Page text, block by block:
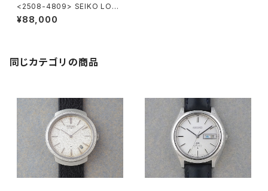
<2508-4809> SEIKO LORD
MARVEL 36000
¥88,000
同じカテゴリの商品